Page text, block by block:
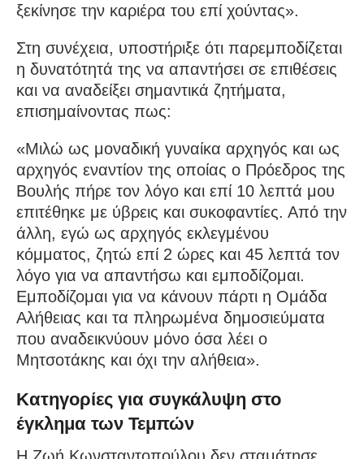
ξεκίνησε την καριέρα του επί χούντας».
Στη συνέχεια, υποστήριξε ότι παρεμποδίζεται
η δυνατότητά της να απαντήσει σε επιθέσεις
και να αναδείξει σημαντικά ζητήματα,
επισημαίνοντας πως:
«Μιλώ ως μοναδική γυναίκα αρχηγός και ως
αρχηγός εναντίον της οποίας ο Πρόεδρος της
Βουλής πήρε τον λόγο και επί 10 λεπτά μου
επιτέθηκε με ύβρεις και συκοφαντίες. Από την
άλλη, εγώ ως αρχηγός εκλεγμένου
κόμματος, ζητώ επί 2 ώρες και 45 λεπτά τον
λόγο για να απαντήσω και εμποδίζομαι.
Εμποδίζομαι για να κάνουν πάρτι η Ομάδα
Αλήθειας και τα πληρωμένα δημοσιεύματα
που αναδεικνύουν μόνο όσα λέει ο
Μητσοτάκης και όχι την αλήθεια».
Κατηγορίες για συγκάλυψη στο
έγκλημα των Τεμπών